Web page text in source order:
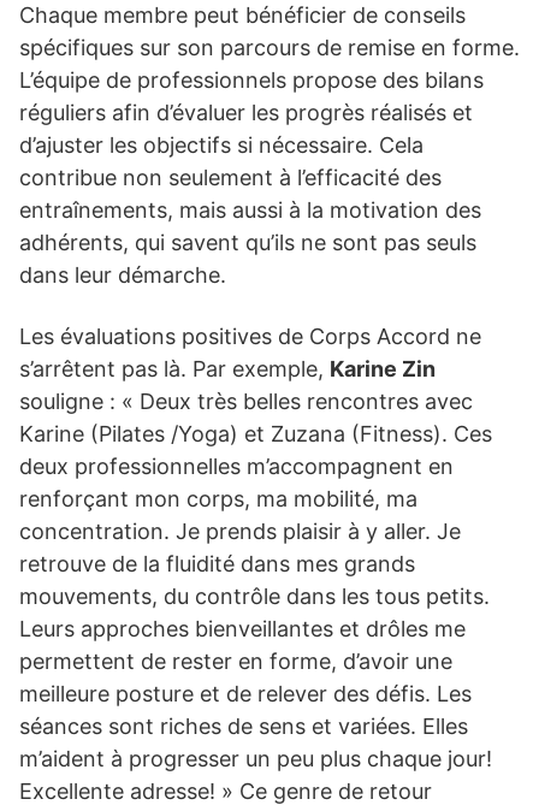
Chaque membre peut bénéficier de conseils
spécifiques sur son parcours de remise en forme.
L’équipe de professionnels propose des bilans
réguliers afin d’évaluer les progrès réalisés et
d’ajuster les objectifs si nécessaire. Cela
contribue non seulement à l’efficacité des
entraînements, mais aussi à la motivation des
adhérents, qui savent qu’ils ne sont pas seuls
dans leur démarche.
Les évaluations positives de Corps Accord ne
s’arrêtent pas là. Par exemple, Karine Zin
souligne : « Deux très belles rencontres avec
Karine (Pilates /Yoga) et Zuzana (Fitness). Ces
deux professionnelles m’accompagnent en
renforçant mon corps, ma mobilité, ma
concentration. Je prends plaisir à y aller. Je
retrouve de la fluidité dans mes grands
mouvements, du contrôle dans les tous petits.
Leurs approches bienveillantes et drôles me
permettent de rester en forme, d’avoir une
meilleure posture et de relever des défis. Les
séances sont riches de sens et variées. Elles
m’aident à progresser un peu plus chaque jour!
Excellente adresse! » Ce genre de retour